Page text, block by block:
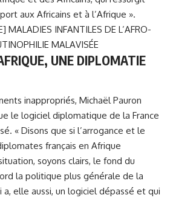
aux Africains et à l’Afrique ».
MALADIES INFANTILES DE L’AFRO-
MALAVISÉE
UNE DIPLOMATIE
inappropriés, Michaël Pauron
le logiciel diplomatique de la France
« Disons que si l’arrogance et le
français en Afrique
soyons clairs, le fond du
la politique plus générale de la
a, elle aussi, un logiciel dépassé et qui